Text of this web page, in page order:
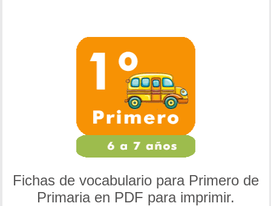
Fichas de vocabulario para Primero de
Primaria en PDF para imprimir.